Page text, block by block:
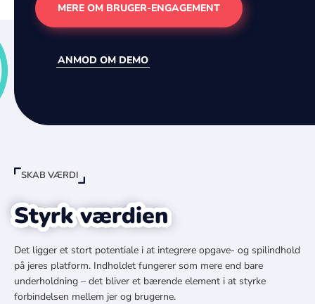
MERE OM BRUGER-ENGAGEMENT
ANMOD OM DEMO
SKAB VÆRDI
Styrk værdien
Det ligger et stort potentiale i at integrere opgave- og spilindhold
på jeres platform. Indholdet fungerer som mere end bare
underholdning – det bliver et bærende element i at styrke
forbindelsen mellem jer og brugerne.